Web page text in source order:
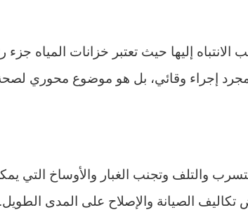
إليها حيث تعتبر خزانات المياه
إجراء وقائي، بل هو موضوع محوري
والتلف وتجنب الغبار والأوساخ التي
تكاليف الصيانة والإصلاح على المدى الطويل.